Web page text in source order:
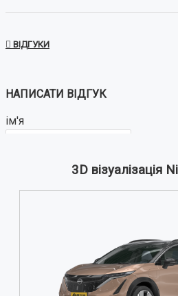
ВІДГУКИ
НАПИСАТИ ВІДГУК
ім'я
HTML розмітка не
Використовуйте звичайний текст.
3D візуалізація